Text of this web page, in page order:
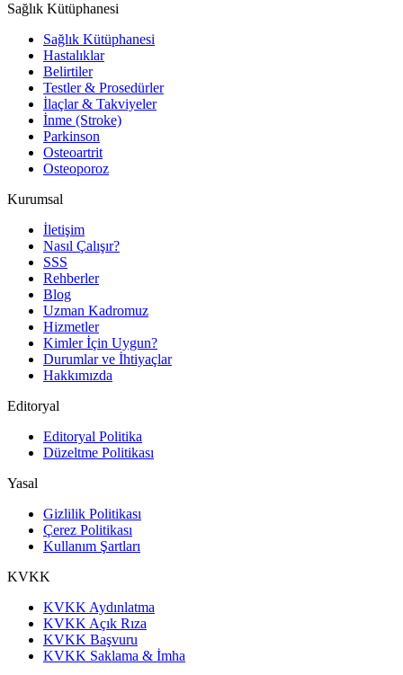
Sağlık Kütüphanesi
Sağlık Kütüphanesi
Hastalıklar
Belirtiler
Testler & Prosedürler
İlaçlar & Takviyeler
İnme (Stroke)
Parkinson
Osteoartrit
Osteoporoz
Kurumsal
İletişim
Nasıl Çalışır?
SSS
Rehberler
Blog
Uzman Kadromuz
Hizmetler
Kimler İçin Uygun?
Durumlar ve İhtiyaçlar
Hakkımızda
Editoryal
Editoryal Politika
Düzeltme Politikası
Yasal
Gizlilik Politikası
Çerez Politikası
Kullanım Şartları
KVKK
KVKK Aydınlatma
KVKK Açık Rıza
KVKK Başvuru
KVKK Saklama & İmha